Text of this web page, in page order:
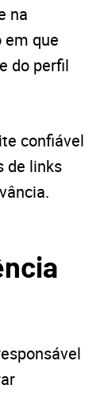
na
em que
do perfil
confiável
de links